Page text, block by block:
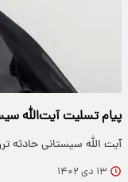
پیام تسلیت آیت‌الله
آیت الله سیستانی حادثه
۱۳ دی ۱۴۰۲